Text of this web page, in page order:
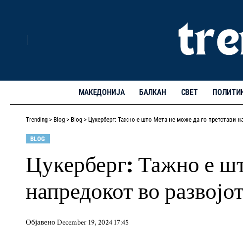
МАКЕДОНИЈА БАЛКАН СВЕТ
Trending > Blog > Blog > Цукерберг: Тажно е што Мета не може да го претстави
BLOG
Цукерберг: Тажно е
напредокот во
Објавено December 19, 2024 17:45